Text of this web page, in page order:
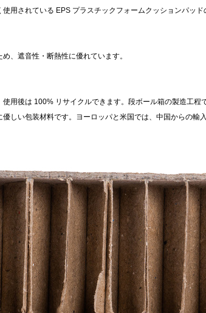
用されている EPS プラスチックフォームクッションパッド
、遮音性・断熱性に優れています。
用後は 100% リサイクルできます。段ボール箱の製造工
しい包装材料です。ヨーロッパと米国では、中国からの